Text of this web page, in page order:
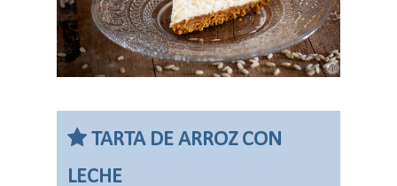
TARTA DE ARROZ CON
LECHE